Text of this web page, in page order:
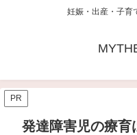
妊娠・出産・子育
PR
発達障害児の療育